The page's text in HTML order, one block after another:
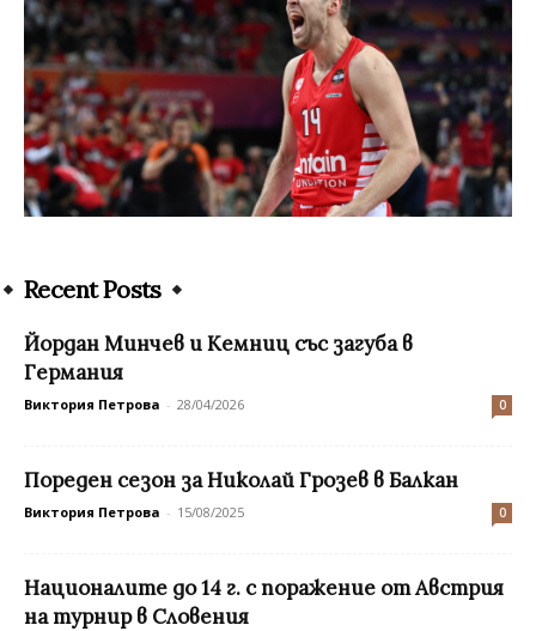
Recent Posts
Йордан Минчев и Кемниц със загуба в
Германия
Виктория Петрова - 28/04/2026 0
Пореден сезон за Николай Грозев в Балкан
Виктория Петрова - 15/08/2025 0
Националите до 14 г. с поражение от Австрия
на турнир в Словения